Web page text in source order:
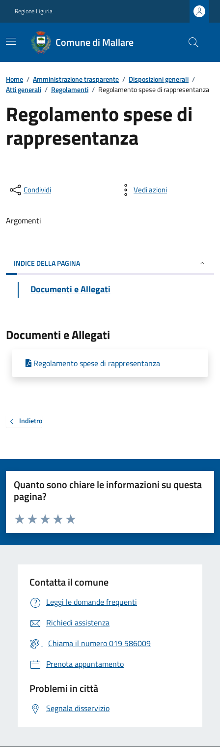
Regione Liguria
Comune di Mallare
Home / Amministrazione trasparente / Disposizioni generali /
Atti generali / Regolamenti / Regolamento spese di rappresentanza
Regolamento spese di
rappresentanza
Condividi Vedi azioni
Argomenti
INDICE DELLA PAGINA
Documenti e Allegati
Documenti e Allegati
Regolamento spese di rappresentanza
Indietro
Quanto sono chiare le informazioni su questa
pagina?
Valuta da 1 a 5 stelle la pagina
Valuta 5 stelle su 5
Valuta 4 stelle su 5
Valuta 3 stelle su 5
Valuta 2 stelle su 5
Valuta 1 stelle su 5
Contatta il comune
Leggi le domande frequenti
Richiedi assistenza
Chiama il numero 019 586009
Prenota appuntamento
Problemi in città
Segnala disservizio